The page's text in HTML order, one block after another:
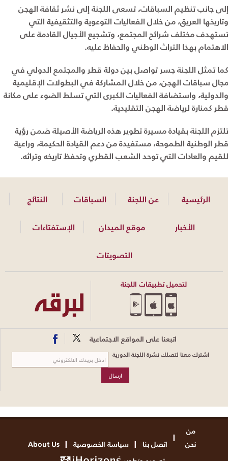
إلى جانب تنظيم السباقات، تسعى اللجنة إلى نشر ثقافة الهجن
وتاريخها العريق، من خلال الفعاليات التوعوية والتثقيفية التي
تستهدف مختلف شرائح المجتمع، وتشجيع الأجيال القادمة على
الاهتمام بهذا التراث الوطني والحفاظ عليه.
كما تمثل اللجنة جسر تواصل بين دولة قطر والمجتمع الدولي في
مجال سباقات الهجن، من خلال المشاركة في البطولات الإقليمية
والدولية، واستضافة الفعاليات الكبرى التي تسلط الضوء على مكانة
قطر كمنارة لرياضة الهجن التقليدية.
تلتزم اللجنة بقيادة مسيرة تطوير هذه الرياضة الأصيلة ضمن رؤية
قطر الوطنية الطموحة، مستفيدة من دعم القيادة الحكيمة، وراعية
للقيم والعادات التي توحد الشعب القطري وتحفظ تاريخه وتراثه.
الرئيسية عن اللجنة السباقات
النتائج
الأخبار
موقع الميدان
الإستفتاءات
التصويتات
لتحميل تطبيقات اللجنة
اتبعنا على المواقع الاجتماعية
اشترك معنا لتصلك نشرة اللجنة الدورية
من
نحن
اتصل بنا سياسة الخصوصية About Us